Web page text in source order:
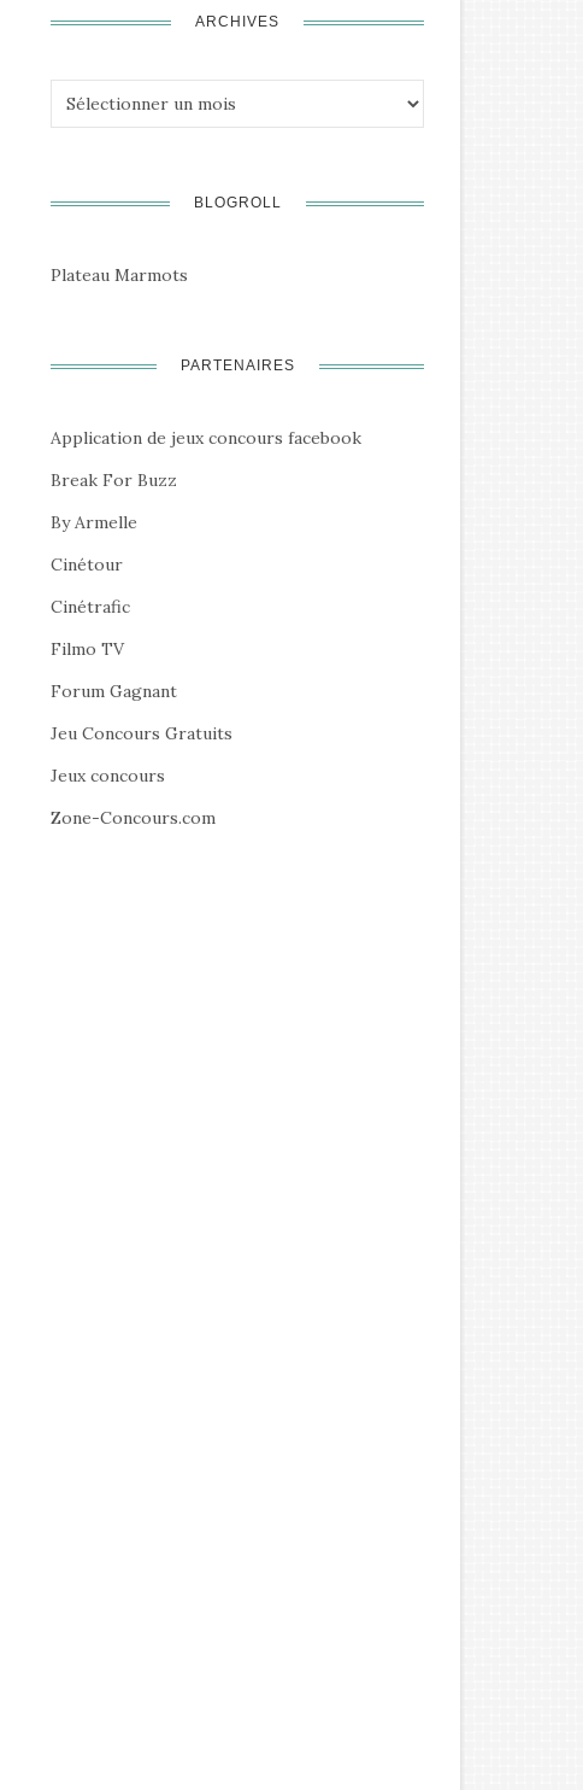
ARCHIVES
Archives
BLOGROLL
Plateau Marmots
PARTENAIRES
Application de jeux concours facebook
Break For Buzz
By Armelle
Cinétour
Cinétrafic
Filmo TV
Forum Gagnant
Jeu Concours Gratuits
Jeux concours
Zone-Concours.com